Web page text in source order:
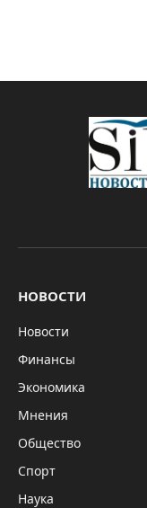
НОВОСТИ
Новости
Финансы
Экономика
Мнения
Общество
Спорт
Наука